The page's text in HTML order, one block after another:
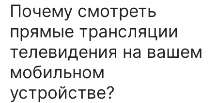
Почему смотреть
прямые трансляции
телевидения на вашем
мобильном
устройстве?